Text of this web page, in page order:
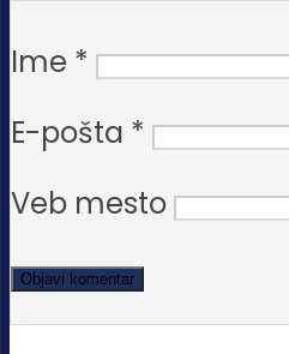
Ime *
E-pošta *
Veb mesto